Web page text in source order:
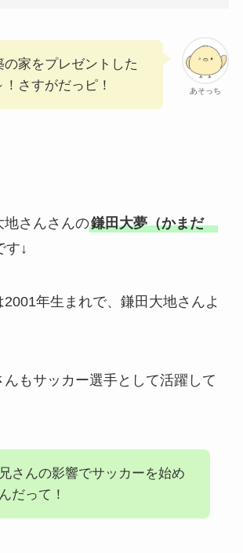
あそっち
の家をプレゼントした
さすがだっピ！
地さんさんの鎌田大夢（かまだ
す↓
年生まれで、鎌田大地さんよ
んもサッカー選手として活躍して
さんの影響でサッカーを始め
だって！